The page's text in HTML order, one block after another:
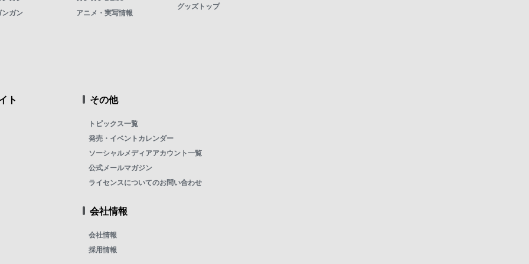
ンガン
アニメ・実写情報
グッズトップ
ト その他
トピックス一覧
発売・イベントカレンダー
ソーシャルメディアアカウント一覧
公式メールマガジン
ライセンスについてのお問い合わせ
会社情報
会社情報
採用情報